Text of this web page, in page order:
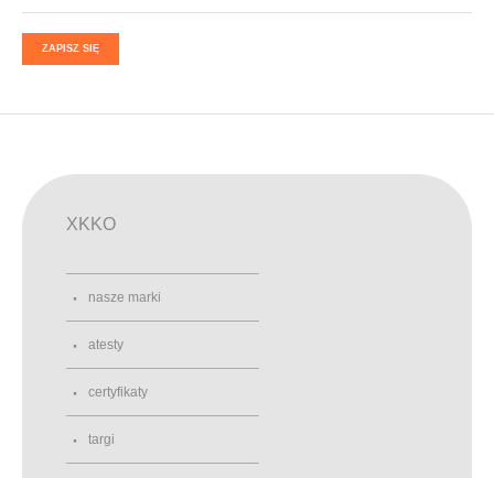
ZAPISZ SIĘ
XKKO
nasze marki
atesty
certyfikaty
targi